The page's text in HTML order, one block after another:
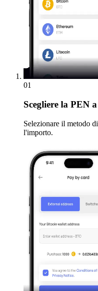
01
Scegliere la PEN
Selezionare il metodo
l'importo.